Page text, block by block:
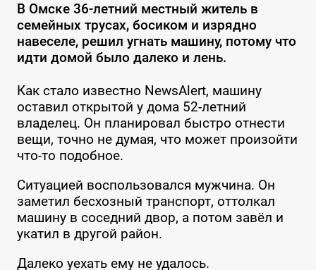
В Омске 36-летний местный житель в
семейных трусах, босиком и изрядно
навеселе, решил угнать машину, потому что
идти домой было далеко и лень.
Как стало известно NewsAlert, машину
оставил открытой у дома 52-летний
владелец. Он планировал быстро отнести
вещи, точно не думая, что может произойти
что-то подобное.
Ситуацией воспользовался мужчина. Он
заметил бесхозный транспорт, оттолкал
машину в соседний двор, а потом завёл и
укатил в другой район.
Далеко уехать ему не удалось.